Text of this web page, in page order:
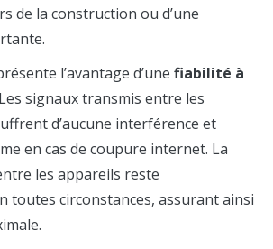
de la construction ou d’une
l’avantage d’une fiabilité à
signaux transmis entre les
d’aucune interférence et
en cas de coupure internet. La
les appareils reste
toutes circonstances, assurant ainsi